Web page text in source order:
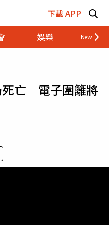
下載 APP
娛樂 財經
死亡 電子圍籬將